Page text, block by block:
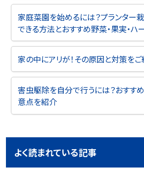
家庭菜園を始めるには？プランター
できる方法とおすすめ野菜・果実・ハ
家の中にアリが！その原因と対策を
害虫駆除を自分で行うには？おすす
意点を紹介
よく読まれている記事